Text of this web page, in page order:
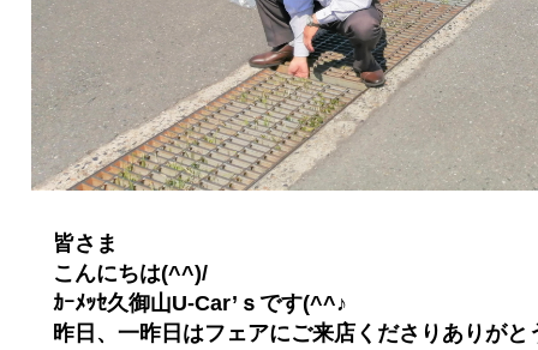
皆さま
こんにちは(^^)/
ｶｰﾒｯｾ久御山U-Car’ｓです(^^♪
昨日、一昨日はフェアにご来店くださりありがと